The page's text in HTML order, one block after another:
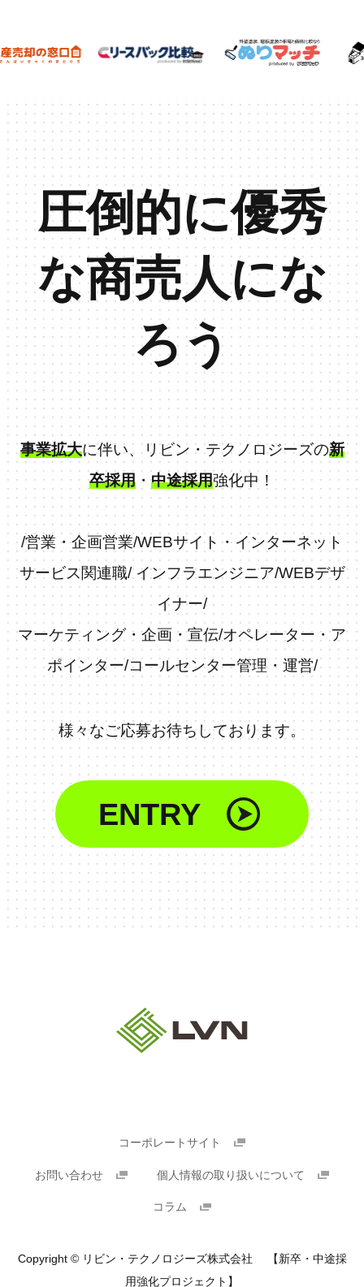
圧倒的に優秀
な商売人にな
ろう
事業拡大に伴い、リビン・テクノロジーズの新
卒採用 ・中途採用強化中！
/営業・企画営業/WEBサイト・インターネット
サービス関連職/インフラエンジニア/WEBデザ
イナー/
マーケティング・企画・宣伝/オペレーター・ア
ポインター/コールセンター管理・運営/
様々なご応募お待ちしております。
ENTRY
コーポレートサイト
お問い合わせ 個人情報の取り扱いについて
コラム
Copyright © リビン・テクノロジーズ株式会社 【新卒・中途採
用強化プロジェクト】